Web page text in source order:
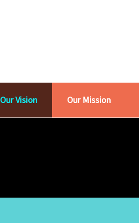
Our Vision Our Mission